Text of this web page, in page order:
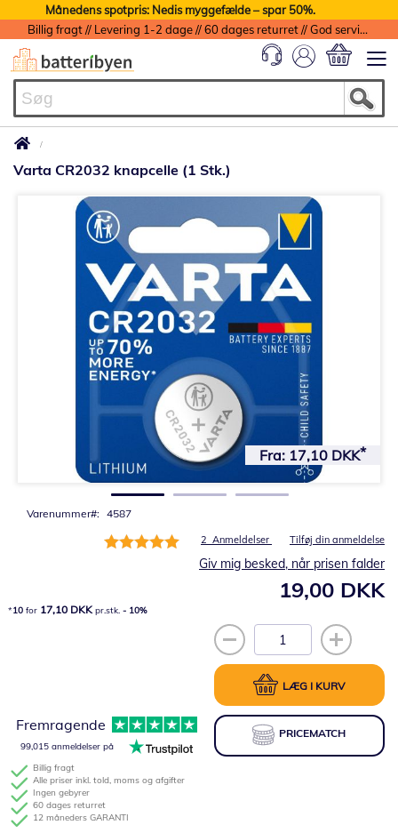
Månedens spotpris: Nedis myggefælde – spar 50%.
Billig fragt // Levering 1-2 dage // 60 dages returret // God service med garanti
Varta CR2032 knapcelle (1 Stk.)
Varenummer 4587
Bedømmelse:
2 Anmeldelser Tilføj din anmeldelse
19,00 DKK
Giv mig besked, når prisen falder
LÆG I KURV
PRICEMATCH
10 for 17,10 DKK pr.stk.- 10%
Billig fragt
Alle priser inkl. told, moms og afgifter
Ingen gebyrer
60 dages returret
12 måneders GARANTI
Fremragende
99,015 anmeldelser på
billedgalleriet
Fra: 17,10 DKK